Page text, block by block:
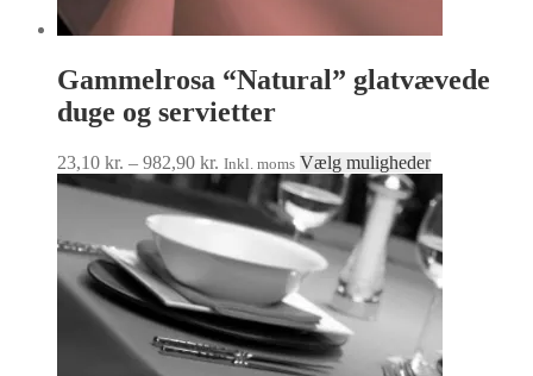
Gammelrosa “Natural” glatvævede
duge og servietter
23,10 kr. – 982,90 kr. Prisinterval:
23,10 kr.
982,90 kr.
Inkl. moms Vælg mulighederDette
har
flere
varianter.
Mulighederne
kan
varesiden